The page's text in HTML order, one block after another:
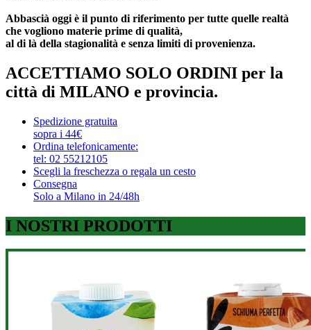
Abbascià oggi è il punto di riferimento per tutte quelle realtà
che vogliono materie prime di qualità,
al di là della stagionalità e senza limiti di provenienza.
ACCETTIAMO SOLO ORDINI per la
città di MILANO e provincia.
Spedizione gratuita
sopra i 44€
Ordina telefonicamente:
tel: 02 55212105
Scegli la freschezza o regala un cesto
Consegna
Solo a Milano in 24/48h
I NOSTRI PRODOTTI